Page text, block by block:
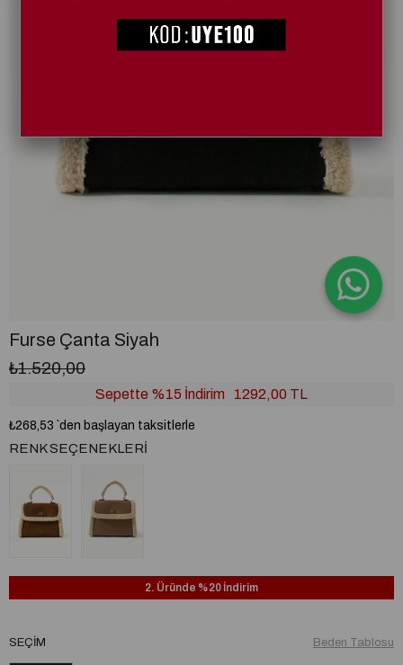
Furse Çanta Siyah
₺1.520,00
Sepette %15 İndirim 1292,00 TL
₺268,53 `den başlayan taksitlerle
RENK SEÇENEKLERI
2. Üründe %20 İndirim
Beden Tablosu
SEÇIM